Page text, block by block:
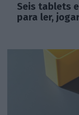
Seis tablets
para ler,